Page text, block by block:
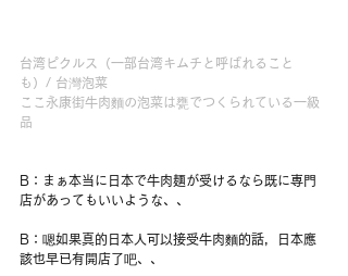
台湾ピクルス（一部台湾キムチと呼ばれること
も）/ 台灣泡菜
ここ永康街牛肉麵の泡菜は甕でつくられている一級
品
B：まぁ本当に日本で牛肉麺が受けるなら既に専門
店があってもいいような、、
B：嗯如果真的日本人可以接受牛肉麵的話，日本應
該也早已有開店了吧、、